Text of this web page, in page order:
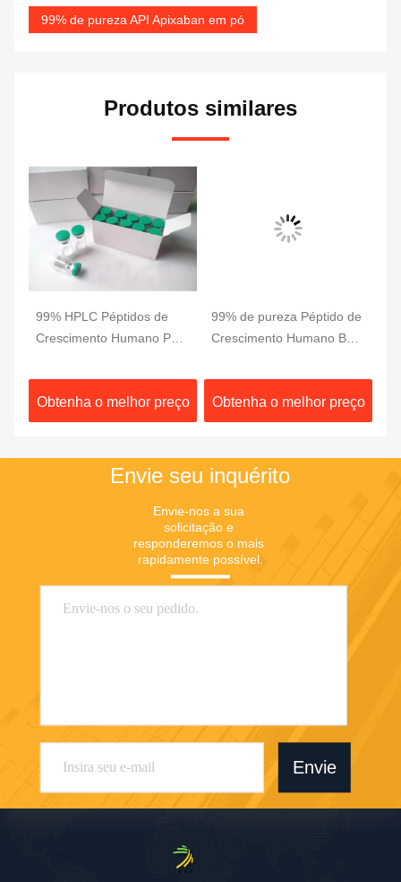
99% de pureza API Apixaban em pó
Produtos similares
99% HPLC Péptidos de
Crescimento Humano Pó
157 Péptido
Obtenha o melhor preço
99% de pureza Péptido de
Crescimento Humano BPC
Muscular
Obtenha o melhor preço
Envie seu inquérito
Envie-nos a sua
solicitação e
responderemos o mais
rapidamente possível.
Envie